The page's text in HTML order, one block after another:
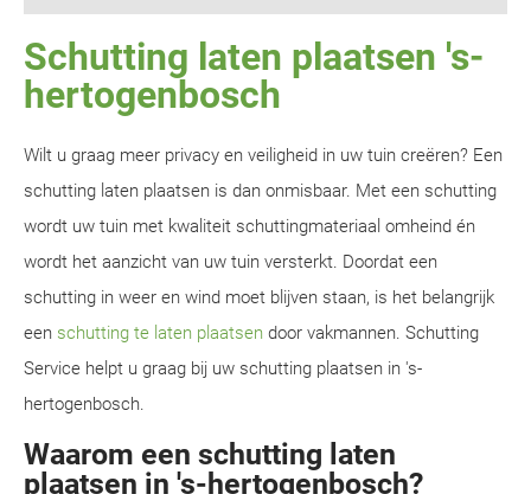
Schutting laten plaatsen 's-
hertogenbosch
Wilt u graag meer privacy en veiligheid in uw tuin creëren? Een
schutting laten plaatsen is dan onmisbaar. Met een schutting
wordt uw tuin met kwaliteit schuttingmateriaal omheind én
wordt het aanzicht van uw tuin versterkt. Doordat een
schutting in weer en wind moet blijven staan, is het belangrijk
een schutting te laten plaatsen door vakmannen. Schutting
Service helpt u graag bij uw schutting plaatsen in 's-
hertogenbosch.
Waarom een schutting laten
plaatsen in 's-hertogenbosch?